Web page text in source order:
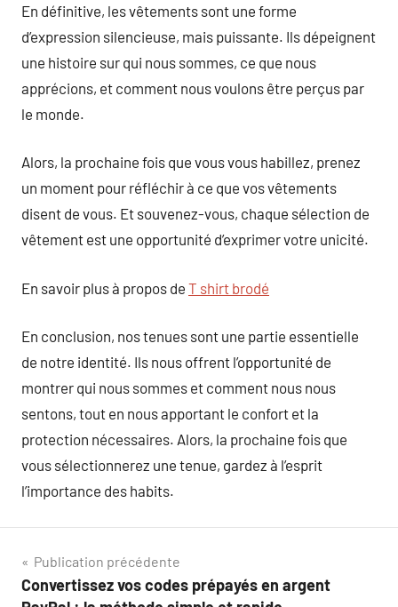
En définitive, les vêtements sont une forme
d’expression silencieuse, mais puissante. Ils dépeignent
une histoire sur qui nous sommes, ce que nous
apprécions, et comment nous voulons être perçus par
le monde.
Alors, la prochaine fois que vous vous habillez, prenez
un moment pour réfléchir à ce que vos vêtements
disent de vous. Et souvenez-vous, chaque sélection de
vêtement est une opportunité d’exprimer votre unicité.
En savoir plus à propos de T shirt brodé
En conclusion, nos tenues sont une partie essentielle
de notre identité. Ils nous offrent l’opportunité de
montrer qui nous sommes et comment nous nous
sentons, tout en nous apportant le confort et la
protection nécessaires. Alors, la prochaine fois que
vous sélectionnerez une tenue, gardez à l’esprit
l’importance des habits.
Navigation
de
Publication précédente
Convertissez vos codes prépayés en argent